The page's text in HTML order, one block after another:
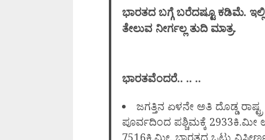
ಭಾರತದ ಬಗ್ಗೆ ಬರೆದಷ್ಟೂ ಕಡಿಮೆ.
ತೇಲುವ ನೀರ್ಗಲ್ಲ ತುದಿ ಮಾತ್ರ.
ಭಾರತವೆಂದರೆ.. .. ..
ಜಗತ್ತಿನ ಏಳನೇ ಅತಿ ದೊಡ್ಡ
ಪೂರ್ವದಿಂದ ಪಶ್ಚಿಮಕ್ಕೆ 2933ಕಿ.ಮೀ
7516ಕಿ.ಮೀ. ಭಾರತದ ಒಟ್ಟು